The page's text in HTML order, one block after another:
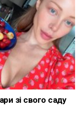
зі свого саду